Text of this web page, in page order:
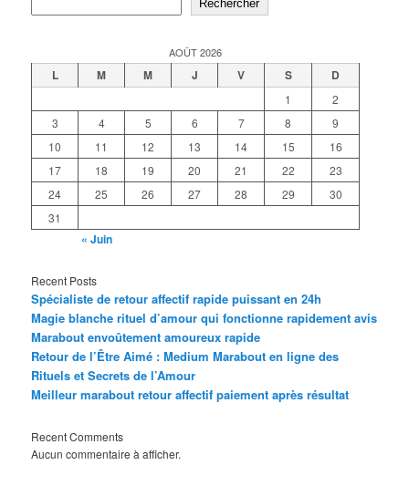
Rechercher
AOÛT 2026
L M M J V S D
1
2
3
4 5 6 7 8
9
10
11 12 13 14 15
16
17
18 19 20 21 22
23
24
25 26 27 28 29
30
31
« Juin
Recent Posts
Spécialiste de retour affectif rapide puissant en 24h
Magie blanche rituel d’amour qui fonctionne rapidement avis
Marabout envoûtement amoureux rapide
Retour de l’Être Aimé : Medium Marabout en ligne des
Rituels et Secrets de l’Amour
Meilleur marabout retour affectif paiement après résultat
Recent Comments
Aucun commentaire à afficher.